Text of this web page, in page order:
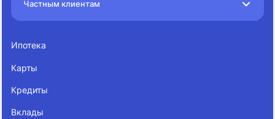
Частным клиентам
Ипотека
Карты
Кредиты
Вклады